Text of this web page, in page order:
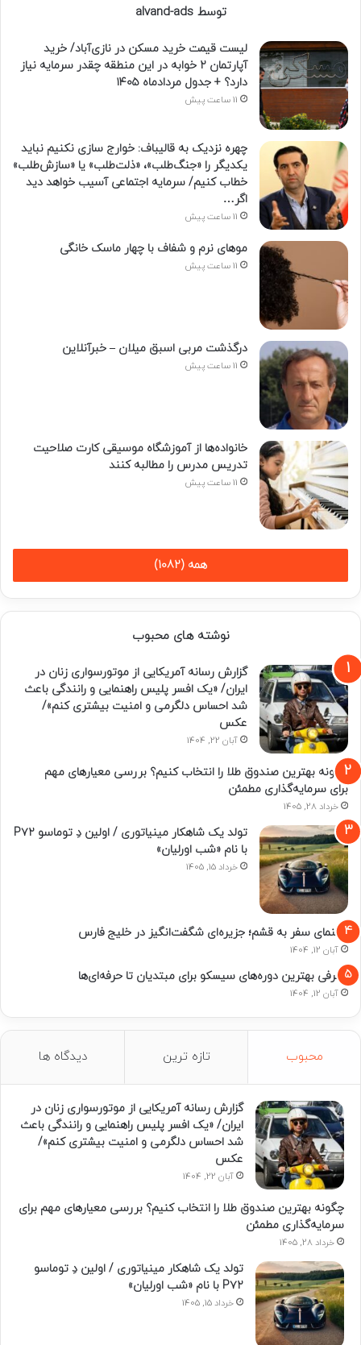
توسط alvand-ads
لیست قیمت خرید مسکن در نازی‌آباد/ خرید
آپارتمان ۲ خوابه در این منطقه چقدر سرمایه نیاز
دارد؟ + جدول مردادماه ۱۴۰۵
11 ساعت پیش
چهره نزدیک به قالیباف: خوارج سازی نکنیم نباید
یکدیگر را «جنگ‌طلب»، «ذلت‌طلب» یا «سازش‌طلب»
خطاب کنیم/ سرمایه اجتماعی آسیب خواهد دید
اگر…
11 ساعت پیش
موهای نرم و شفاف با چهار ماسک خانگی
11 ساعت پیش
درگذشت مربی اسبق میلان – خبرآنلاین
11 ساعت پیش
خانواده‌ها از آموزشگاه موسیقی کارت صلاحیت
تدریس مدرس را مطالبه کنند
11 ساعت پیش
همه (1082)
نوشته های محبوب
گزارش رسانه آمریکایی از موتورسواری زنان در
ایران/ «یک افسر پلیس راهنمایی و رانندگی باعث
شد احساس دلگرمی و امنیت بیشتری کنم»/
عکس
آبان 22, 1404
چگونه بهترین صندوق طلا را انتخاب کنیم؟ بررسی معیارهای مهم
برای سرمایه‌گذاری مطمئن
خرداد 28, 1405
تولد یک شاهکار مینیاتوری / اولین دِ توماسو P۷۲
با نام «شب اورلیان»
خرداد 15, 1405
راهنمای سفر به قشم؛ جزیره‌ای شگفت‌انگیز در خلیج فارس
آبان 12, 1404
معرفی بهترین دوره‌های سیسکو برای مبتدیان تا حرفه‌ای‌ها
آبان 12, 1404
محبوب تازه ترین دیدگاه ها
گزارش رسانه آمریکایی از موتورسواری زنان در
ایران/ «یک افسر پلیس راهنمایی و رانندگی باعث
شد احساس دلگرمی و امنیت بیشتری کنم»/
عکس
آبان 22, 1404
چگونه بهترین صندوق طلا را انتخاب کنیم؟ بررسی معیارهای مهم برای
سرمایه‌گذاری مطمئن
خرداد 28, 1405
تولد یک شاهکار مینیاتوری / اولین دِ توماسو
P۷۲ با نام «شب اورلیان»
خرداد 15, 1405